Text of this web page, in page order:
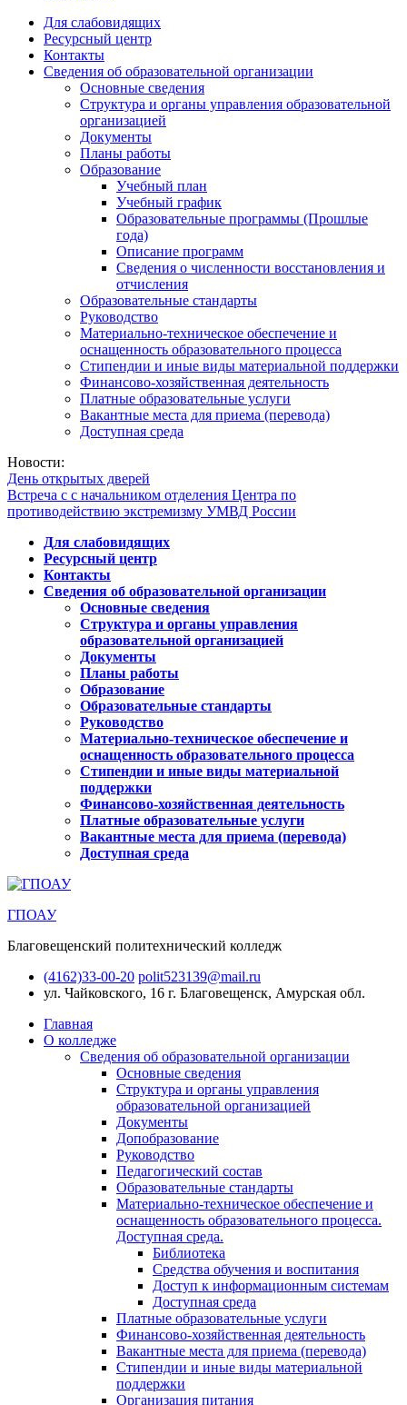
Для слабовидящих
Ресурсный центр
Контакты
Сведения об образовательной организации
Основные сведения
Структура и органы управления образовательной
организацией
Документы
Планы работы
Образование
Учебный план
Учебный график
Образовательные программы (Прошлые
года)
Описание программ
Сведения о численности восстановления и
отчисления
Образовательные стандарты
Руководство
Материально-техническое обеспечение и
оснащенность образовательного процесса
Стипендии и иные виды материальной поддержки
Финансово-хозяйственная деятельность
Платные образовательные услуги
Вакантные места для приема (перевода)
Доступная среда
Новости:
День открытых дверей
Встреча с с начальником отделения Центра по
противодействию экстремизму УМВД России
Для слабовидящих
Ресурсный центр
Контакты
Сведения об образовательной организации
Основные сведения
Структура и органы управления
образовательной организацией
Документы
Планы работы
Образование
Образовательные стандарты
Руководство
Материально-техническое обеспечение и
оснащенность образовательного процесса
Стипендии и иные виды материальной
поддержки
Финансово-хозяйственная деятельность
Платные образовательные услуги
Вакантные места для приема (перевода)
Доступная среда
ГПОАУ
Благовещенский политехнический колледж
(4162)33-00-20 polit523139@mail.ru
ул. Чайковского, 16 г. Благовещенск, Амурская обл.
Главная
О колледже
Сведения об образовательной организации
Основные сведения
Структура и органы управления
образовательной организацией
Документы
Допобразование
Руководство
Педагогический состав
Образовательные стандарты
Материально-техническое обеспечение и
оснащенность образовательного процесса.
Доступная среда.
Библиотека
Средства обучения и воспитания
Доступ к информационным системам
Доступная среда
Платные образовательные услуги
Финансово-хозяйственная деятельность
Вакантные места для приема (перевода)
Стипендии и иные виды материальной
поддержки
Организация питания